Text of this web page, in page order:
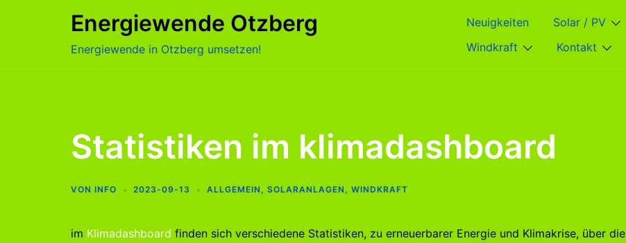
Energiewende Otzberg
Energiewende in Otzberg umsetzen!
Neuigkeiten Solar / PV
Windkraft
Kontakt
Statistiken im klimadashboard
VON INFO 2023-09-13 ALLGEMEIN , SOLARANLAGEN , WINDKRAFT
im Klimadashboard finden sich verschiedene Statistiken, zu erneuerbarer Energie und Klimakrise, über die